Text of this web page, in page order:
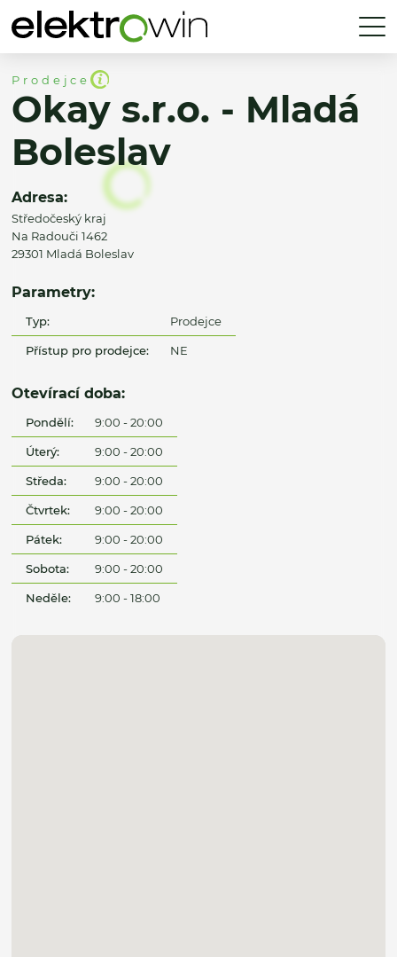
Prodejce
Okay s.r.o. - Mladá
Boleslav
Adresa:
Středočeský kraj
Na Radouči 1462
29301 Mladá Boleslav
Parametry:
Typ: Prodejce
Přístup pro prodejce: NE
Otevírací doba:
Pondělí: 9:00 - 20:00
Úterý: 9:00 - 20:00
Středa: 9:00 - 20:00
Čtvrtek: 9:00 - 20:00
Pátek: 9:00 - 20:00
Sobota: 9:00 - 20:00
Neděle: 9:00 - 18:00